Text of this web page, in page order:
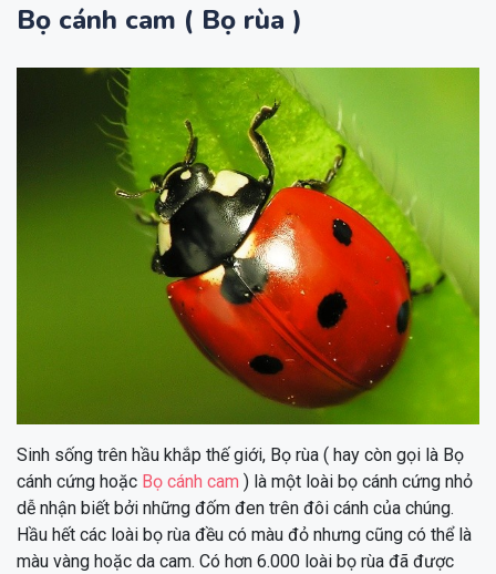
Bọ cánh cam ( Bọ rùa )
Sinh sống trên hầu khắp thế giới, Bọ rùa ( hay còn gọi là Bọ
cánh cứng hoặc Bọ cánh cam ) là một loài bọ cánh cứng nhỏ
dễ nhận biết bởi những đốm đen trên đôi cánh của chúng.
Hầu hết các loài bọ rùa đều có màu đỏ nhưng cũng có thể là
màu vàng hoặc da cam. Có hơn 6.000 loài bọ rùa đã được